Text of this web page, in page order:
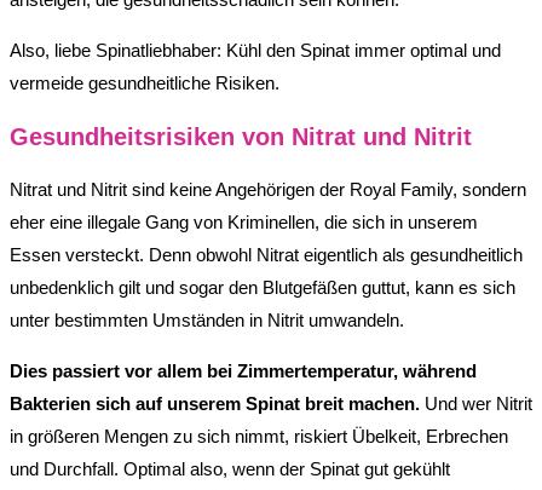
Also, liebe Spinatliebhaber: Kühl den Spinat immer optimal und
vermeide gesundheitliche Risiken.
Gesundheitsrisiken von Nitrat und Nitrit
Nitrat und Nitrit sind keine Angehörigen der Royal Family, sondern
eher eine illegale Gang von Kriminellen, die sich in unserem
Essen versteckt. Denn obwohl Nitrat eigentlich als gesundheitlich
unbedenklich gilt und sogar den Blutgefäßen guttut, kann es sich
unter bestimmten Umständen in Nitrit umwandeln.
Dies passiert vor allem bei Zimmertemperatur, während
Bakterien sich auf unserem Spinat breit machen. Und wer Nitrit
in größeren Mengen zu sich nimmt, riskiert Übelkeit, Erbrechen
und Durchfall. Optimal also, wenn der Spinat gut gekühlt